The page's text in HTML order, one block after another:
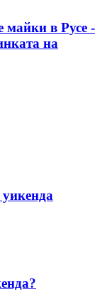
майки в Русе -
на